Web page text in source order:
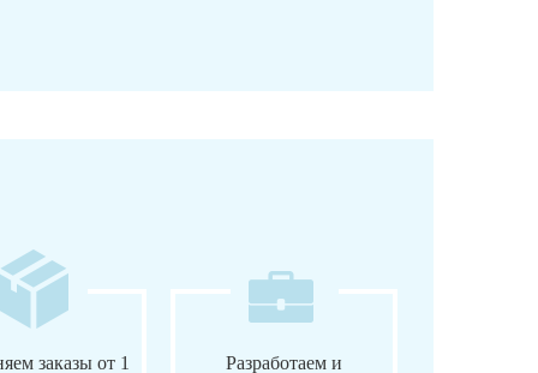
заказы от 1 Разработаем и